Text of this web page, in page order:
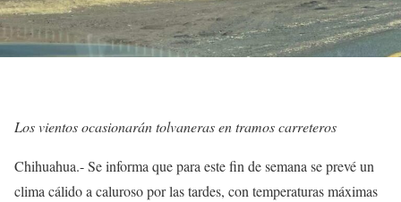
Los vientos ocasionarán tolvaneras en tramos carreteros
Chihuahua.- Se informa que para este fin de semana se prevé un
clima cálido a caluroso por las tardes, con temperaturas máximas